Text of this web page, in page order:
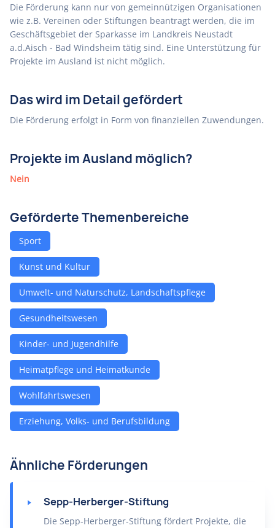
Die Förderung kann nur von gemeinnützigen Organisationen
wie z.B. Vereinen oder Stiftungen beantragt werden, die im
Geschäftsgebiet der Sparkasse im Landkreis Neustadt
a.d.Aisch - Bad Windsheim tätig sind. Eine Unterstützung für
Projekte im Ausland ist nicht möglich.
Das wird im Detail gefördert
Die Förderung erfolgt in Form von finanziellen Zuwendungen.
Projekte im Ausland möglich?
Nein
Geförderte Themenbereiche
Sport
Kunst und Kultur
Umwelt- und Naturschutz, Landschaftspflege
Gesundheitswesen
Kinder- und Jugendhilfe
Heimatpflege und Heimatkunde
Wohlfahrtswesen
Erziehung, Volks- und Berufsbildung
Ähnliche Förderungen
Sepp-Herberger-Stiftung
Die Sepp-Herberger-Stiftung fördert Projekte, die